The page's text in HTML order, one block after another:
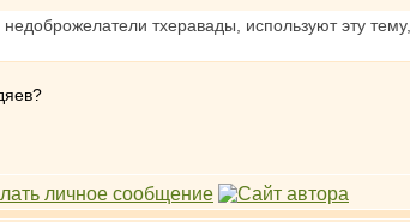
тхеравады, используют эту